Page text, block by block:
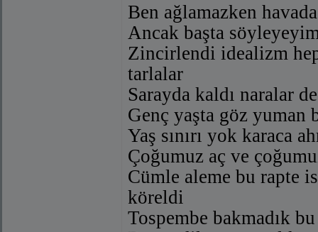
Ben ağlamazken
Ancak başta
Zincirlendi idealizm hep
tarlalar
Sarayda kaldı naralar
Genç yaşta göz
Yaş sınırı yok karaca
Çoğumuz aç ve
Cümle aleme bu rapte
köreldi
Tospembe bakmadık